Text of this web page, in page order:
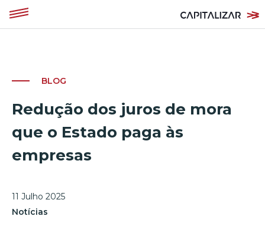
BLOG
Redução dos juros de mora
que o Estado paga às
empresas
11 Julho 2025
Notícias